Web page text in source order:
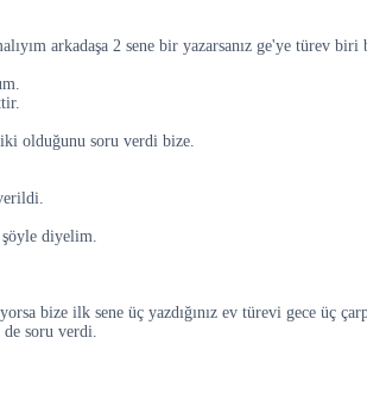
arkadaşa 2 sene bir yazarsanız ge'ye türev biri
olduğunu soru verdi bize.
diyelim.
bize ilk sene üç yazdığınız ev türevi gece üç
soru verdi.